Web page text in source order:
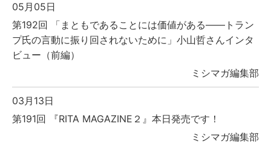
05月05日
第192回 「まともであることには価値がある――トラン
プ氏の言動に振り回されないために」小山哲さんインタ
ビュー（前編）
ミシマガ編集部
03月13日
第191回 『RITA MAGAZINE２』本日発売です！
ミシマガ編集部